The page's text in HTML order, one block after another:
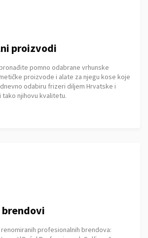
proizvodi
pomno odabrane vrhunske
proizvode i alate za njegu kose koje
odabiru frizeri diljem Hrvatske i
njihovu kvalitetu.
brendovi
profesionalnih brendova: